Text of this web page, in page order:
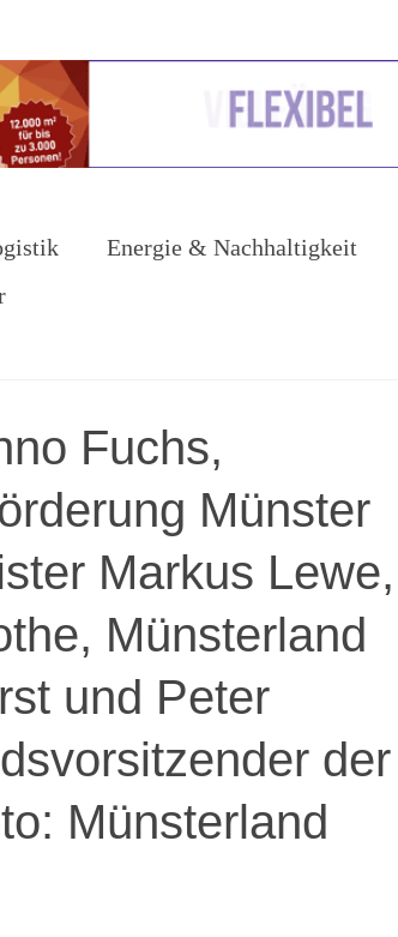
Energie & Nachhaltigkeit
Fuchs,
Münster
Markus Lewe,
Münsterland
und Peter
der
Münsterland